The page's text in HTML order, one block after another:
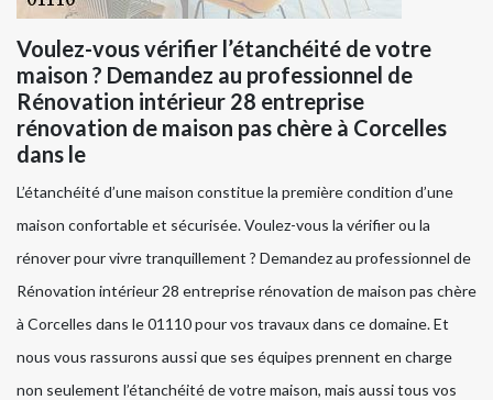
Voulez-vous vérifier l’étanchéité de votre
maison ? Demandez au professionnel de
Rénovation intérieur 28 entreprise
rénovation de maison pas chère à Corcelles
dans le
L’étanchéité d’une maison constitue la première condition d’une
maison confortable et sécurisée. Voulez-vous la vérifier ou la
rénover pour vivre tranquillement ? Demandez au professionnel de
Rénovation intérieur 28 entreprise rénovation de maison pas chère
à Corcelles dans le 01110 pour vos travaux dans ce domaine. Et
nous vous rassurons aussi que ses équipes prennent en charge
non seulement l’étanchéité de votre maison, mais aussi tous vos